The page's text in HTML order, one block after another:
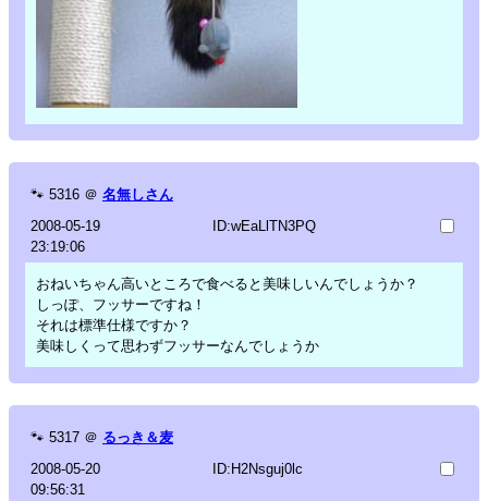
🐾 5316 ＠ 名無しさん
2008-05-19
23:19:06
ID:wEaLlTN3PQ
おねいちゃん高いところで食べると美味しいんでしょうか？
しっぽ、フッサーですね！
それは標準仕様ですか？
美味しくって思わずフッサーなんでしょうか
🐾 5317 ＠ るっき＆麦
2008-05-20
09:56:31
ID:H2Nsguj0lc